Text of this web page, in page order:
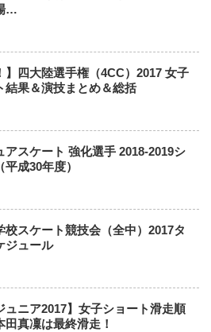
…
】四大陸選手権（4CC）2017 女子
結果＆演技まとめ＆総括
アスケート 強化選手 2018-2019シ
平成30年度）
校スケート競技会（全中）2017タ
ジュール
ュニア2017】女子ショート滑走順
田真凜は最終滑走！